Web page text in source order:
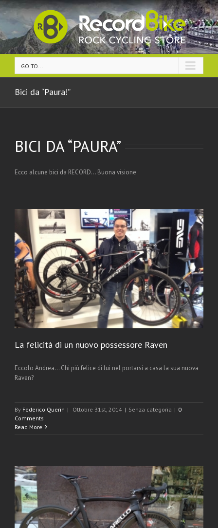
GO TO...
Bici da “Paura!”
BICI DA “PAURA”
Ecco alcune bici da RECORD… Buona visione
La felicità di un nuovo possessore Raven
Eccolo Andrea... Chi più felice di lui nel portarsi a casa la sua nuova
Raven?
By Federico Querin | Ottobre 31st, 2014 | Senza categoria | 0
Comments
Read More